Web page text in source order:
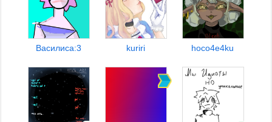
Василиса:3 kuriri hoco4e4ku